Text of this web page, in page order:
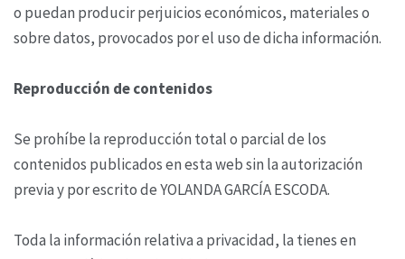
o puedan producir perjuicios económicos, materiales o
sobre datos, provocados por el uso de dicha información.
Reproducción de contenidos
Se prohíbe la reproducción total o parcial de los
contenidos publicados en esta web sin la autorización
previa y por escrito de YOLANDA GARCÍA ESCODA.
Toda la información relativa a privacidad, la tienes en